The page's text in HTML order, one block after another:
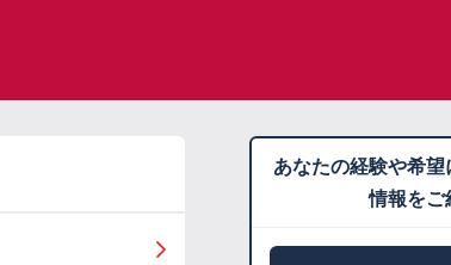
あなたの経験や希
情報をご